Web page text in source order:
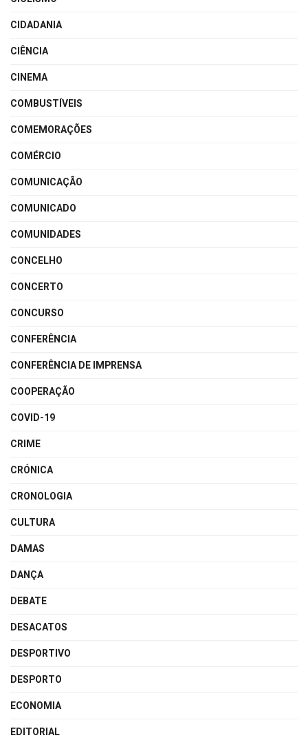
CIDADANIA
CIÊNCIA
CINEMA
COMBUSTÍVEIS
COMEMORAÇÕES
COMÉRCIO
COMUNICAÇÃO
COMUNICADO
COMUNIDADES
CONCELHO
CONCERTO
CONCURSO
CONFERÊNCIA
CONFERÊNCIA DE IMPRENSA
COOPERAÇÃO
COVID-19
CRIME
CRÓNICA
CRONOLOGIA
CULTURA
DAMAS
DANÇA
DEBATE
DESACATOS
DESPORTIVO
DESPORTO
ECONOMIA
EDITORIAL